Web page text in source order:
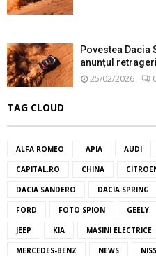
Povestea Dacia
anunțul
25/02/2026
TAG CLOUD
ALFA ROMEO APIA AUDI
CAPITAL.RO CHINA
DACIA SANDERO DACIA SPRING
FORD FOTO SPION GEELY
JEEP KIA MASINI ELECTRICE
MERCEDES-BENZ NEWS